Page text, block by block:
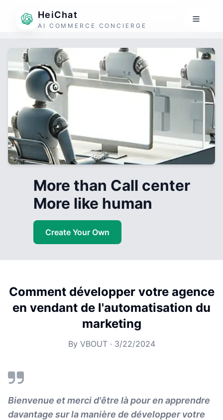
HeiChat
AI COMMERCE CONCIERGE
More than Call center
More like human
Create Your Own
Comment développer votre agence
en vendant de l'automatisation du
marketing
By VBOUT· 3/22/2024
Bienvenue et merci d'être là pour en apprendre
davantage sur la manière de développer votre